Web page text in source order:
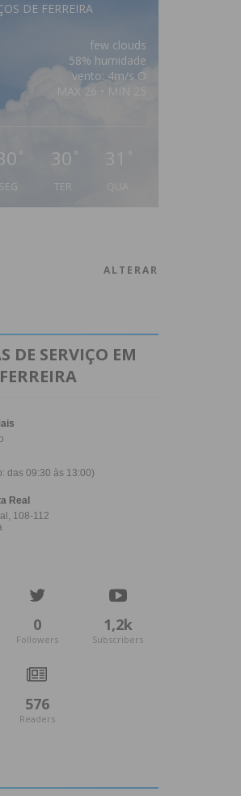
DE FERREIRA
few clouds
58% humidade
vento: 4m/s O
MAX 26 • MIN 25
°
SEG
30 °
TER
31 °
ALTERAR
DE SERVIÇO EM
0
Followers
1,2k
Subscribers
576
Readers